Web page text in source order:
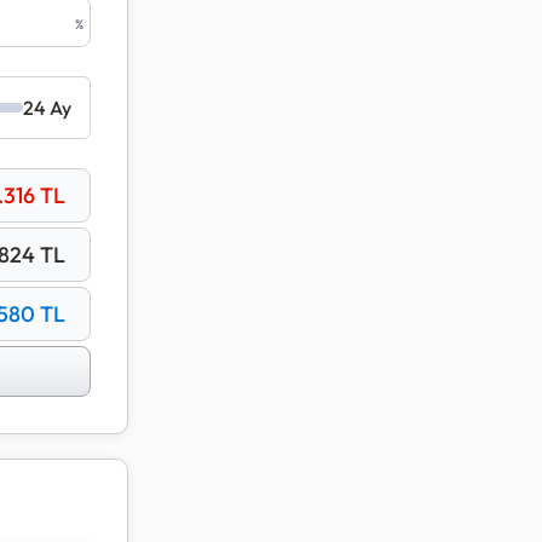
oranını
%
24 Ay
TL
TL
TL